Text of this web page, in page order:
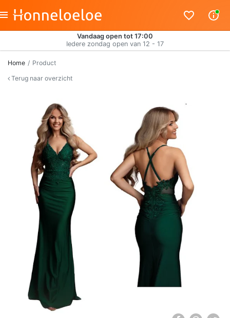
Vandaag open tot 17:00
Iedere zondag open van 12 - 17
Home
Product
Terug naar overzicht